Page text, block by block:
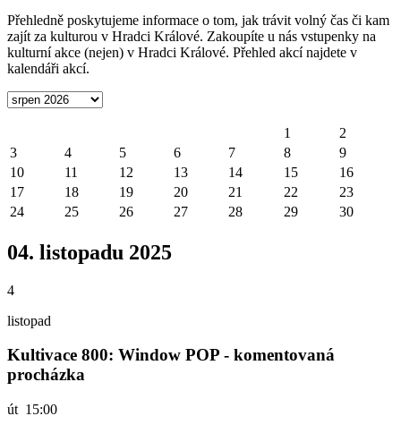
Přehledně poskytujeme informace o tom, jak trávit volný čas či kam
zajít za kulturou v Hradci Králové. Zakoupíte u nás vstupenky na
kulturní akce (nejen) v Hradci Králové. Přehled akcí najdete v
kalendáři akcí.
1
2
3
4 5 6 7 8
9
10
11 12 13 14 15
16
17
18 19 20 21 22
23
24
25 26 27 28 29 30
04. listopadu 2025
4
listopad
Kultivace 800: Window POP - komentovaná
procházka
út 15:00